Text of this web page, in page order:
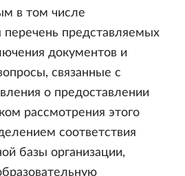
в том числе
перечень представляемых
документов и
связанные с
о предоставлении
рассмотрения этого
соответствия
базы организации,